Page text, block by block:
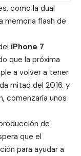
como la dual
memoria flash de
iPhone 7
que la próxima
a volver a tener
mitad del 2016. y
comenzaría unos
de
que el
para ayudar a